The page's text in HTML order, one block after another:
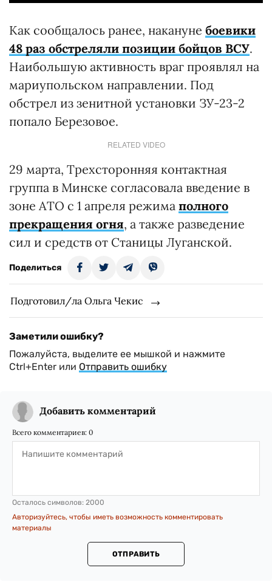
Как сообщалось ранее, накануне боевики
48 раз обстреляли позиции бойцов ВСУ.
Наибольшую активность враг проявлял на
мариупольском направлении. Под
обстрел из зенитной установки ЗУ-23-2
попало Березовое.
RELATED VIDEO
29 марта, Трехсторонняя контактная
группа в Минске согласовала введение в
зоне АТО с 1 апреля режима полного
прекращения огня, а также разведение
сил и средств от Станицы Луганской.
Поделиться
Подготовил/ла Ольга Чекис
Заметили ошибку?
Пожалуйста, выделите ее мышкой и нажмите
Ctrl+Enter или Отправить ошибку
Добавить комментарий
Всего комментариев: 0
Осталось символов: 2000
Авторизуйтесь, чтобы иметь возможность комментировать
материалы
ОТПРАВИТЬ